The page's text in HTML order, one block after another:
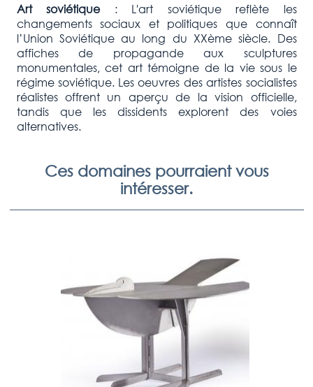
Art soviétique: L'art soviétique reflète les
changements sociaux et politiques que connaît
l’Union Soviétique au long du XXème siècle. Des
affiches de propagande aux sculptures
monumentales, cet art témoigne de la vie sous le
régime soviétique. Les oeuvres des artistes socialistes
réalistes offrent un aperçu de la vision officielle,
tandis que les dissidents explorent des voies
alternatives.
Ces domaines pourraient vous
intéresser.